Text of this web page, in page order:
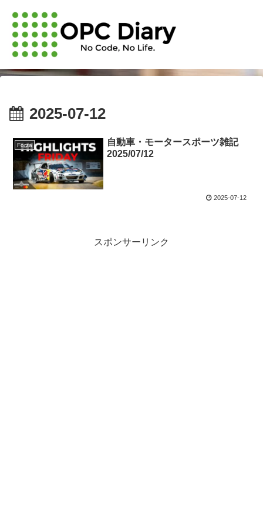
2025-07-12
Forza
自動車・モータースポーツ雑記
2025/07/12
2025-07-12
スポンサーリンク